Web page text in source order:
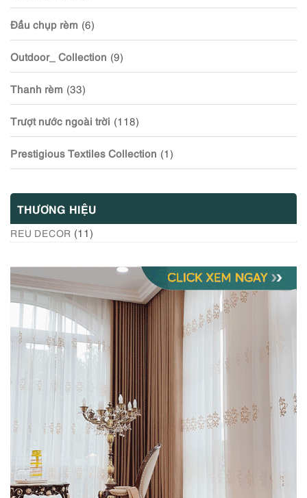
Đầu chụp rèm (6)
Outdoor_ Collection (9)
Thanh rèm (33)
Trượt nước ngoài trời (118)
Prestigious Textiles Collection (1)
THƯƠNG HIỆU
REU DECOR (11)